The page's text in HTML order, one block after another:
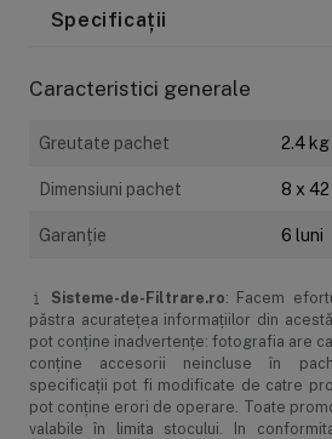
Modalități de comandă
Garanție și service
Returul produselor
Specificații
Caracteristici generale
Greutate pachet 2.4 kg
Dimensiuni pachet 8 x
Garanţie 6 luni
Sisteme-de-Filtrare.ro: Facem
păstra acurateţea informaţiilor din
pot conţine inadvertenţe: fotografia are
conţine accesorii neincluse în
specificaţii pot fi modificate de catre
pot conţine erori de operare. Toate
valabile în limita stocului. In